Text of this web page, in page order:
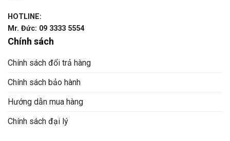
HOTLINE:
Mr. Đức: 09 3333 5554
Chính sách
Chính sách đổi trả hàng
Chính sách bảo hành
Hướng dẫn mua hàng
Chính sách đại lý